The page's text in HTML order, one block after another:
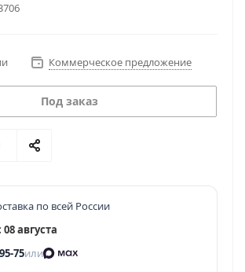
Коммерческое предложение
Под заказ
по всей России
08 августа
75или